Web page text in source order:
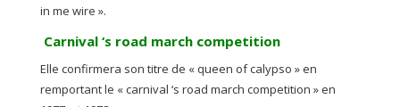
in me wire ».
Carnival ‘s road march competition
Elle confirmera son titre de « queen of calypso » en
remportant le « carnival ‘s road march competition » en